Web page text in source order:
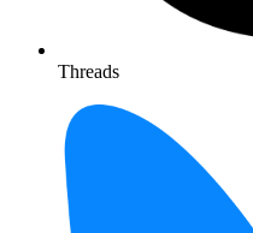
Threads